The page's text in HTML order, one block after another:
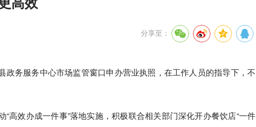
分享至：
务服务中心市场监管窗口申办营业执照，在工作人员的指导下，不
高效办成一件事”落地实施，积极联合相关部门深化开办餐饮店“一件